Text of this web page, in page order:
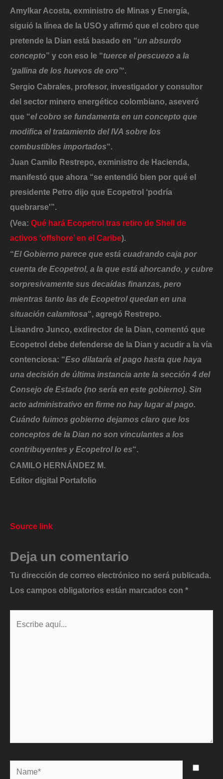
Amylkar Acosta, exministro de Minas y Energía,
siguió la línea de la USO y afirmó que el cobro que
pretende la Dian está basado en “un absurdo
concepto” y con eso le “tuerce el pescuezo a la
‘gallina de los huevos de oro’“.
Sergio Cabrales, profesor, investigador y consultor
del sector minero energético colombiano, aseveró
que “el cobro se fundamenta en un concepto que
modifica el tratamiento del IVA sobre los
combustibles importados“.
Juan Camilo Restrepo, exministro de Hacienda,
manifestó que ahora “se entendió bien por qué el
presidente Petro dijo que Ecopetrol ‘podría
quebrarse'”.
(Vea: Qué hará Ecopetrol tras retiro de Shell de
activos ‘offshore’ en el Caribe).
“El Gobierno parece que está cuadrando caja por
cuenta de Ecopetrol, a la que está ahorcando, y cubre
sorpresivamente sus decaídas finanzas, pero
mientras tanto las de Ecopetrol quedan en una
situación calamitosa“, agregó Restrepo.
Lisandro Junco, exdirector de la Dian, comentó que
Ecopetrol debe defenderse de la Dian y acudir a la vía
contenciosa: “Eso dilataría el pago hasta que haya
una decisión de última instancia ante la sección 4 del
Consejo de Estado (no sería en este gobierno). Sin
acto administrativo en firme no hay lugar al pago.
Cuándo fuimos gobierno dejamos claro que los
conceptos de la Dian no son vinculantes a los
contribuyentes y Ecopetrol lo es“.
CAMILO HERNÁNDEZ M.
Editor digital Portafolio
Source link
Deja un comentario
Tu dirección de correo electrónico no será publicada.
Los campos obligatorios están marcados con *
Name*